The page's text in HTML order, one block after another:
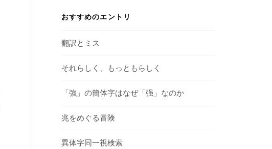
おすすめのエントリ
翻訳とミス
それらしく、もっともらしく
「強」の簡体字はなぜ「强」なのか
兆をめぐる冒険
異体字同一視検索